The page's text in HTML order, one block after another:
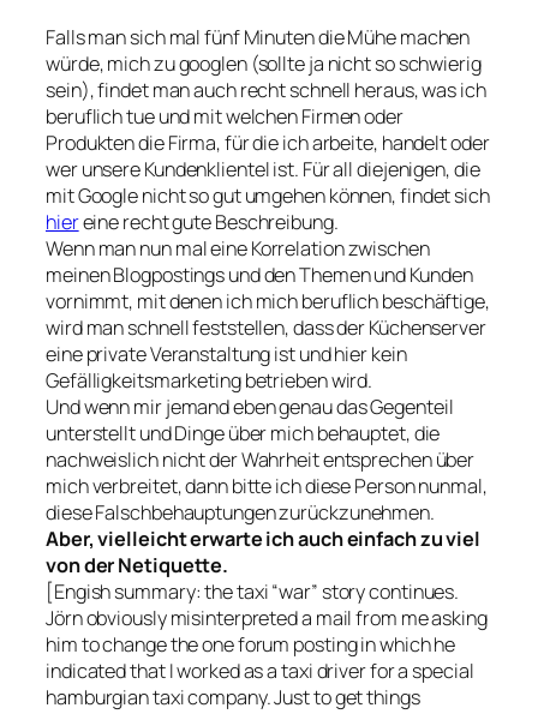
Falls man sich mal fünf Minuten die Mühe machen
würde, mich zu googlen (sollte ja nicht so schwierig
sein), findet man auch recht schnell heraus, was ich
beruflich tue und mit welchen Firmen oder
Produkten die Firma, für die ich arbeite, handelt oder
wer unsere Kundenklientel ist. Für all diejenigen, die
mit Google nicht so gut umgehen können, findet sich
hiereine recht gute Beschreibung.
Wenn man nun mal eine Korrelation zwischen
meinen Blogpostings und den Themen und Kunden
vornimmt, mit denen ich mich beruflich beschäftige,
wird man schnell feststellen, dass der Küchenserver
eine private Veranstaltung ist und hier kein
Gefälligkeitsmarketing betrieben wird.
Und wenn mir jemand eben genau das Gegenteil
unterstellt und Dinge über mich behauptet, die
nachweislich nicht der Wahrheit entsprechen über
mich verbreitet, dann bitte ich diese Person nunmal,
diese Falschbehauptungen zurückzunehmen.
Aber, vielleicht erwarte ich auch einfach zu viel
von der Netiquette.
[Engish summary: the taxi “war” story continues.
Jörn obviously misinterpreted a mail from me asking
him to change the one forum posting in which he
indicated that I worked as a taxi driver for a special
hamburgian taxi company. Just to get things